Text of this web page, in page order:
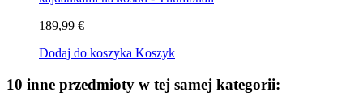
189,99 €
Dodaj do koszyka Koszyk
10 inne przedmioty w tej samej kategorii: